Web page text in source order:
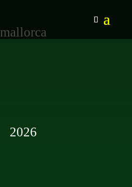
mallorca
2026